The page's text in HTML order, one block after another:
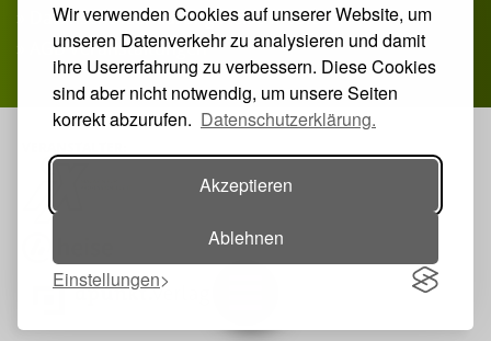
Wir verwenden Cookies auf unserer Website, um
unseren Datenverkehr zu analysieren und damit
ihre Usererfahrung zu verbessern. Diese Cookies
sind aber nicht notwendig, um unsere Seiten
korrekt abzurufen. Datenschutzerklärung.
Akzeptieren
Ablehnen
Einstellungen
» Datenschutzerklärung Heise Medien
» AGB Veranstaltungen